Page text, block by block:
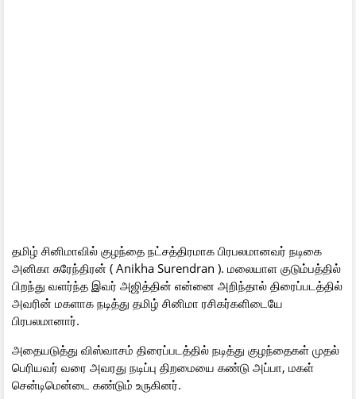
தமிழ் சினிமாவில் குழந்தை நட்சத்திரமாக பிரபலமானவர் நடிகை
அனிகா சுரேந்திரன் ( Anikha Surendran ). மலையாள குடும்பத்தில்
பிறந்து வளர்ந்த இவர் அஜித்தின் என்னை அறிந்தால் திரைப்படத்தில்
அவரின் மகளாக நடித்து தமிழ் சினிமா ரசிகர்களிடையே
பிரபலமானார்.
அதையடுத்து விஸ்வாசம் திரைப்படத்தில் நடித்து குழந்தைகள் முதல்
பெரியவர் வரை அவரது நடிப்பு திறமையை கண்டு அப்பா, மகள்
சென்டிமென்டை கண்டும் உருகினர்.